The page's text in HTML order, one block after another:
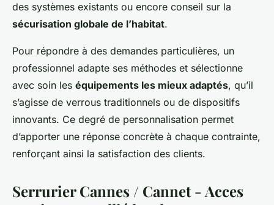
des systèmes existants ou encore conseil sur la
sécurisation globale de l’habitat.
Pour répondre à des demandes particulières, un
professionnel adapte ses méthodes et sélectionne
avec soin les équipements les mieux adaptés, qu’il
s’agisse de verrous traditionnels ou de dispositifs
innovants. Ce degré de personnalisation permet
d’apporter une réponse concrète à chaque contrainte,
renforçant ainsi la satisfaction des clients.
Serrurier Cannes / Cannet - Acces